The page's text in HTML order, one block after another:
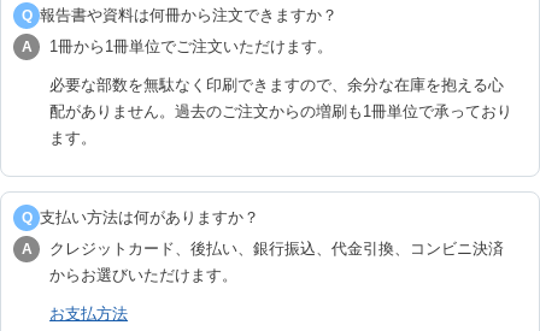
Q 報告書や資料は何冊から注文できますか？
A 1冊から1冊単位でご注文いただけます。
必要な部数を無駄なく印刷できますので、余分な在庫を抱える心
配がありません。過去のご注文からの増刷も1冊単位で承っており
ます。
Q 支払い方法は何がありますか？
A
クレジットカード、後払い、銀行振込、代金引換、コンビニ決済
からお選びいただけます。
お支払方法